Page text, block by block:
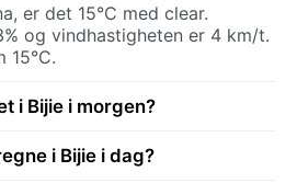
er det 15°C med clear.
og vindhastigheten er 4 km/t.
15°C.
i Bijie i morgen?
i Bijie i dag?